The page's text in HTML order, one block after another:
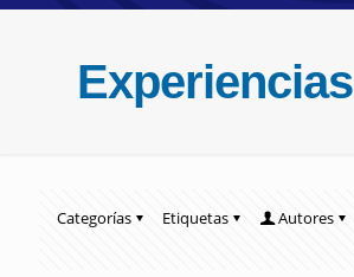
Experiencias
Categorías Etiquetas
Autores